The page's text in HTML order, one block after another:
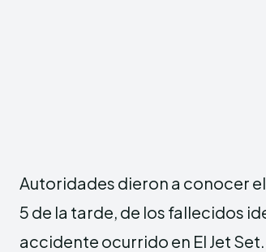
Autoridades dieron a conocer
5 de la tarde, de los fallecidos
accidente ocurrido en El Jet Set.